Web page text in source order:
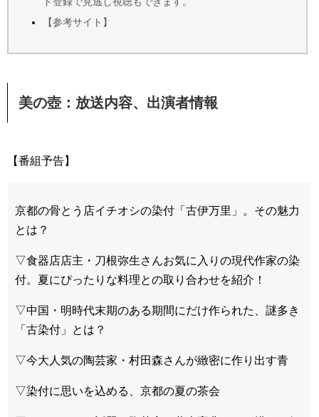
【参考サイト】
美の壺：放送内容、出演者情報
【番組予告】
京都の骨とう店イチオシの染付「古伊万里」。その魅力
とは？
▽食器店店主・刀根弥生さんお気に入りの現代作家の染
付。夏にぴったりな料理との取り合わせを紹介！
▽中国・明時代末期のある期間にだけ作られた、謎多き
「古染付」とは？
▽今大人気の陶芸家・村田森さんが緻密に作り出す青
▽染付に思いを込める、京都の夏の茶会